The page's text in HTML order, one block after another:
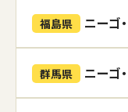
福島県 ニーゴ
群馬県 ニーゴ